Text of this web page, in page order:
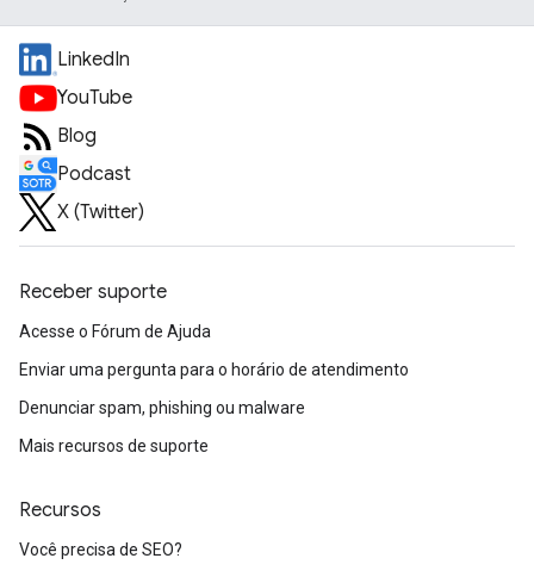
LinkedIn
YouTube
Blog
Podcast
X (Twitter)
Receber suporte
Acesse o Fórum de Ajuda
Enviar uma pergunta para o horário de atendimento
Denunciar spam, phishing ou malware
Mais recursos de suporte
Recursos
Você precisa de SEO?